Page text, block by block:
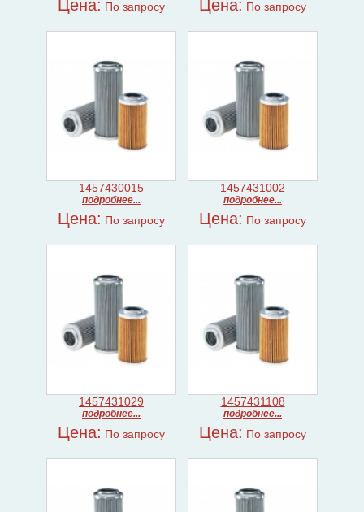
Цена: По запросу Цена: По запросу
1457430015
подробнее...
Цена: По запросу
1457431002
подробнее...
Цена: По запросу
1457431029
подробнее...
Цена: По запросу
1457431108
подробнее...
Цена: По запросу